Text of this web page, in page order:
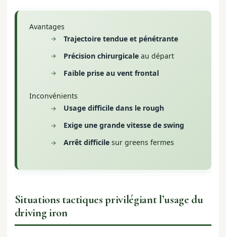
Avantages
Trajectoire tendue et pénétrante
Précision chirurgicale au départ
Faible prise au vent frontal
Inconvénients
Usage difficile dans le rough
Exige une grande vitesse de swing
Arrêt difficile sur greens fermes
Situations tactiques privilégiant l’usage du
driving iron